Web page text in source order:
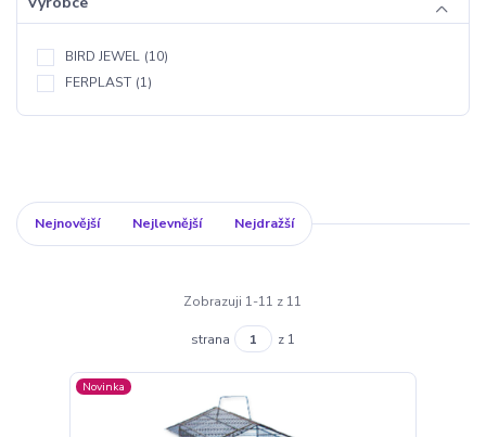
BIRD JEWEL (10)
FERPLAST (1)
Nejnovější Nejlevnější Nejdražší
Zobrazuji 1-11 z 11
strana z 1
Novinka